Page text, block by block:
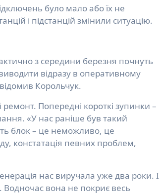
було мало або їх не
і підстанцій змінили ситуацію.
з середини березня почнуть
відразу в оперативному
Корольчук.
Попередні короткі зупинки –
«У нас раніше був такий
блок – це неможливо, це
констатація певних проблем,
нас виручала уже два роки. І
Водночас вона не покриє весь